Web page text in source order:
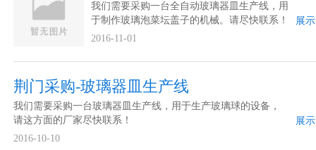
我们需要采购一台全自动玻璃器皿生产线，用
于制作玻璃泡菜坛盖子的机械。请尽快联系！
展
2016-11-01
荆门采购-玻璃器皿生产线
我们需要采购一台玻璃器皿生产线，用于生产玻璃球的设备，
请这方面的厂家尽快联系！
展
2016-10-10